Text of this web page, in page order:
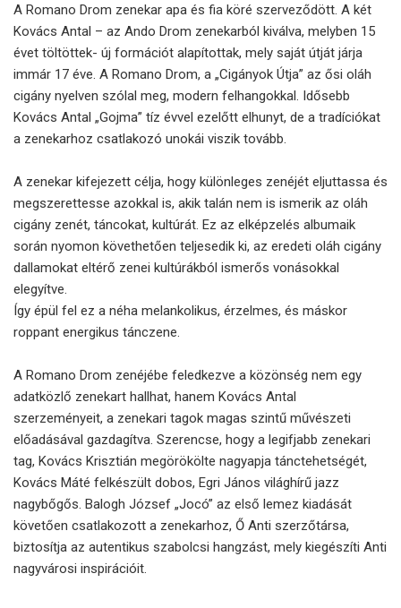
A Romano Drom zenekar apa és fia köré szerveződött. A két
Kovács Antal – az Ando Drom zenekarból kiválva, melyben 15
évet töltöttek- új formációt alapítottak, mely saját útját járja
immár 17 éve. A Romano Drom, a „Cigányok Útja” az ősi oláh
cigány nyelven szólal meg, modern felhangokkal. Idősebb
Kovács Antal „Gojma” tíz évvel ezelőtt elhunyt, de a tradíciókat
a zenekarhoz csatlakozó unokái viszik tovább.
A zenekar kifejezett célja, hogy különleges zenéjét eljuttassa és
megszerettesse azokkal is, akik talán nem is ismerik az oláh
cigány zenét, táncokat, kultúrát. Ez az elképzelés albumaik
során nyomon követhetően teljesedik ki, az eredeti oláh cigány
dallamokat eltérő zenei kultúrákból ismerős vonásokkal
elegyítve.
Így épül fel ez a néha melankolikus, érzelmes, és máskor
roppant energikus tánczene.
A Romano Drom zenéjébe feledkezve a közönség nem egy
adatközlő zenekart hallhat, hanem Kovács Antal
szerzeményeit, a zenekari tagok magas szintű művészeti
előadásával gazdagítva. Szerencse, hogy a legifjabb zenekari
tag, Kovács Krisztián megörökölte nagyapja tánctehetségét,
Kovács Máté felkészült dobos, Egri János világhírű jazz
nagybőgős. Balogh József „Jocó” az első lemez kiadását
követően csatlakozott a zenekarhoz, Ő Anti szerzőtársa,
biztosítja az autentikus szabolcsi hangzást, mely kiegészíti Anti
nagyvárosi inspirációit.